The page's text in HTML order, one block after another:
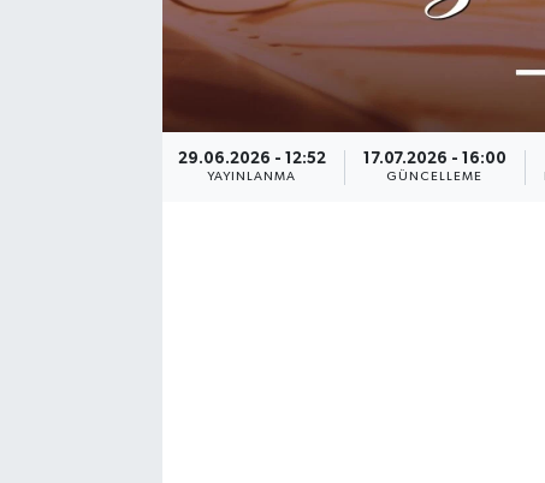
29.06.2026 - 12:52
YAYINLANMA
17.07.2026 - 16:00
GÜNCELLEME